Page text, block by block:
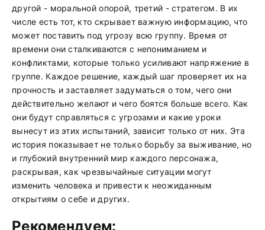
другой - моральной опорой, третий - стратегом. В их
числе есть тот, кто скрывает важную информацию, что
может поставить под угрозу всю группу. Время от
времени они сталкиваются с непониманием и
конфликтами, которые только усиливают напряжение в
группе. Каждое решение, каждый шаг проверяет их на
прочность и заставляет задуматься о том, чего они
действительно желают и чего боятся больше всего. Как
они будут справляться с угрозами и какие уроки
вынесут из этих испытаний, зависит только от них. Эта
история показывает не только борьбу за выживание, но
и глубокий внутренний мир каждого персонажа,
раскрывая, как чрезвычайные ситуации могут
изменить человека и привести к неожиданным
открытиям о себе и других.
Рекомендуем: